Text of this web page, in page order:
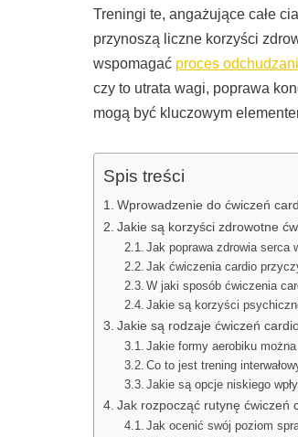
Treningi te, angażujące całe
przynoszą liczne korzyści
wspomagać proces
czy to utrata wagi, poprawa
mogą być kluczowym
Spis treści
Wprowadzenie do ćwiczeń
Jakie są korzyści zdrowotne
Jak poprawa zdrowia serca
Jak ćwiczenia cardio
W jaki sposób ćwiczenia
Jakie są korzyści
Jakie są rodzaje ćwiczeń
Jakie formy aerobiku
Co to jest trening
Jakie są opcje niskiego
Jak rozpocząć rutynę ćwiczeń
Jak ocenić swój poziom